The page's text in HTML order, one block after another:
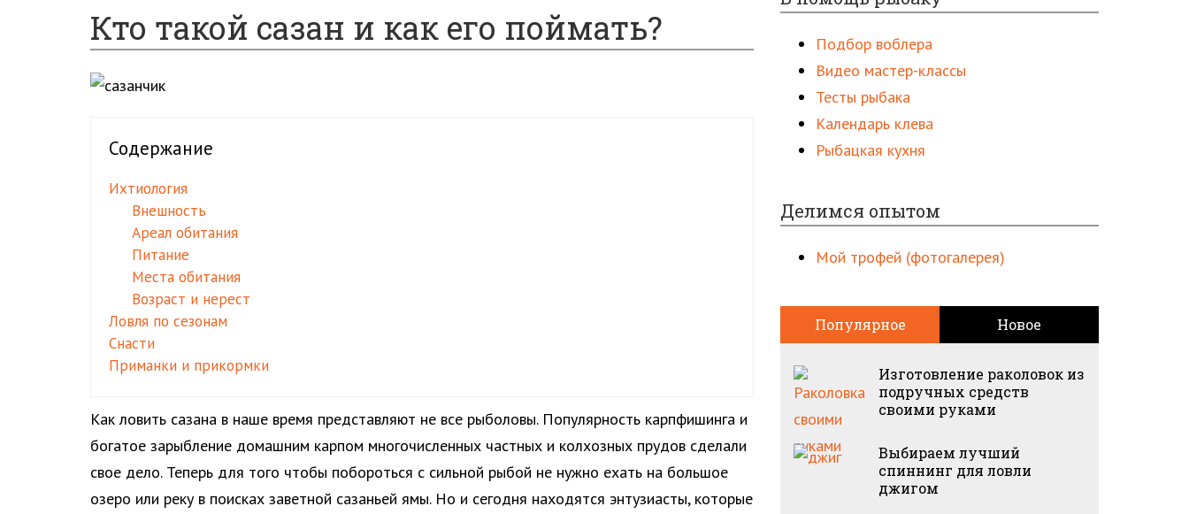
Кто такой сазан и как его поймать?
Содержание
Ихтиология
Внешность
Ареал обитания
Питание
Места обитания
Возраст и нерест
Ловля по сезонам
Снасти
Приманки и прикормки
Как ловить сазана в наше время представляют не все рыболовы. Популярность карпфишинга и
богатое зарыбление домашним карпом многочисленных частных и колхозных прудов сделали
свое дело. Теперь для того чтобы побороться с сильной рыбой не нужно ехать на большое
озеро или реку в поисках заветной сазаньей ямы. Но и сегодня находятся энтузиасты, которые
Подбор воблера
Видео мастер-классы
Тесты рыбака
Календарь клева
Рыбацкая кухня
Делимся опытом
Мой трофей (фотогалерея)
Популярное Новое
Изготовление раколовок из
подручных средств
своими руками
Выбираем лучший
спиннинг для ловли
джигом